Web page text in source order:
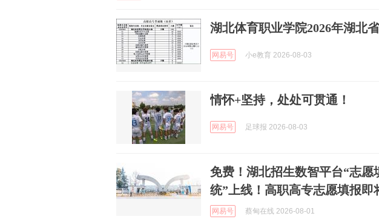
湖北体育职业学院2026年湖北
网易号 小e教育 2026-08-03
情怀+坚持，处处可贯通！
网易号 足球报 2026-08-03
免费！湖北招生数智平台“志愿
统”上线！高职高专志愿填报即
网易号 蔡甸在线 2026-08-01